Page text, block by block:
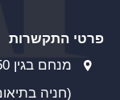
פרטי התקשרות
מנחם בגין 150 תל אביב, מגדל WE TLV, קומה 11
(חניה